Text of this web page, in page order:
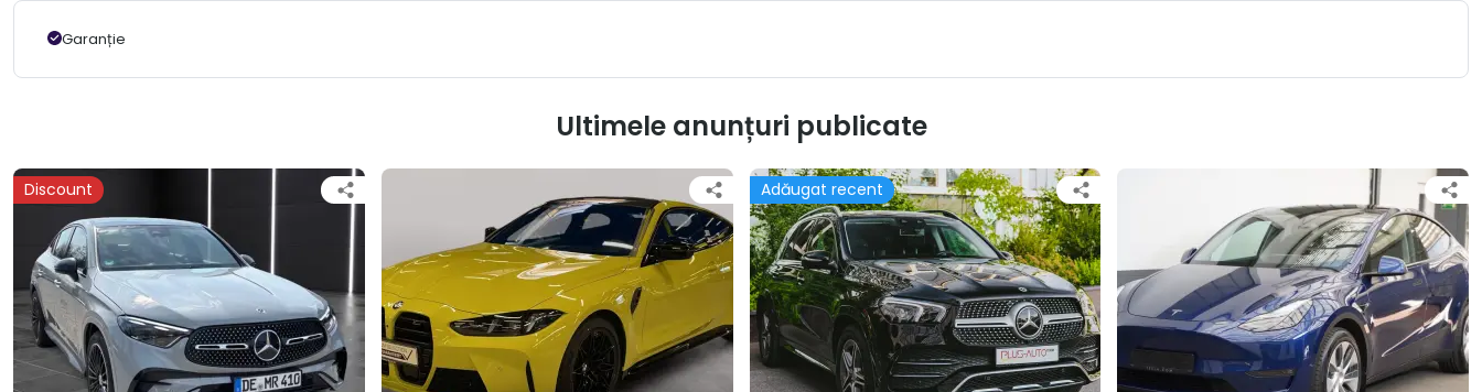
Garanție
Ultimele anunțuri publicate
Discount Adăugat recent